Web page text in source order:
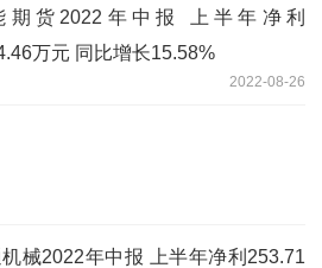
期货2022年中报 上半年净利
万元 同比增长15.58%
2022-08-26
械2022年中报 上半年净利253.71